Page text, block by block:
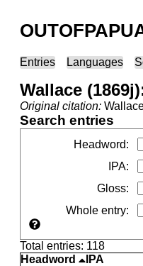
Entries Languages
Wallace
Original citation:
Search entries
Headword:
IPA:
Gloss:
Whole entry:
Total entries: 118
Headword
IPA